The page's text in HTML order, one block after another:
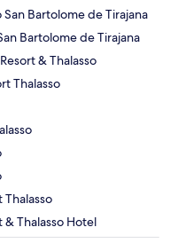
San Bartolome de Tirajana
Bartolome de Tirajana
& Thalasso
Thalasso
Thalasso
& Thalasso Hotel